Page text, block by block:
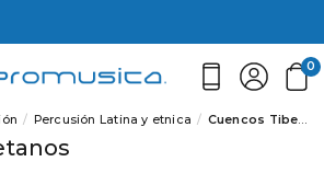
0
Percusión Latina y etnica Cuencos Tibetanos